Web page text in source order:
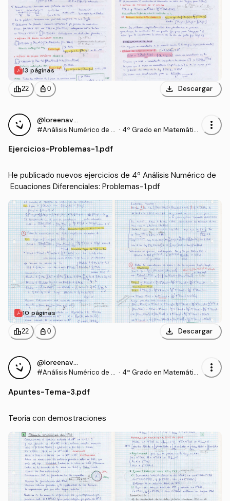
13 páginas
leaderboard22 personal_bag 0 download Descargar
@loreenavillalba
#Análisis Numérico de E
· 4º Grado en Matemátic
more_vert
Ejercicios-Problemas-1.pdf
He publicado nuevos ejercicios de 4º Análisis Numérico de
Ecuaciones Diferenciales: Problemas-1.pdf
10 páginas
leaderboard22 personal_bag 0 download Descargar
@loreenavillalba
#Análisis Numérico de E
· 4º Grado en Matemátic
more_vert
Apuntes-Tema-3.pdf
Teoría con demostraciones